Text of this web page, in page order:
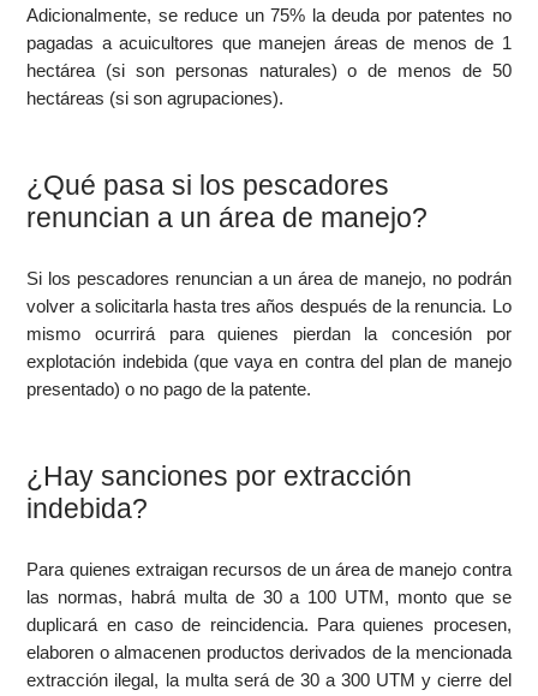
Adicionalmente, se reduce un 75% la deuda por patentes no
pagadas a acuicultores que manejen áreas de menos de 1
hectárea (si son personas naturales) o de menos de 50
hectáreas (si son agrupaciones).
¿Qué pasa si los pescadores
renuncian a un área de manejo?
Si los pescadores renuncian a un área de manejo, no podrán
volver a solicitarla hasta tres años después de la renuncia. Lo
mismo ocurrirá para quienes pierdan la concesión por
explotación indebida (que vaya en contra del plan de manejo
presentado) o no pago de la patente.
¿Hay sanciones por extracción
indebida?
Para quienes extraigan recursos de un área de manejo contra
las normas, habrá multa de 30 a 100 UTM, monto que se
duplicará en caso de reincidencia. Para quienes procesen,
elaboren o almacenen productos derivados de la mencionada
extracción ilegal, la multa será de 30 a 300 UTM y cierre del